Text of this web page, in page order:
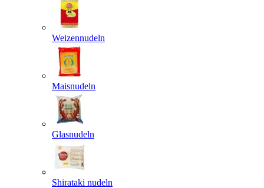
Weizennudeln
Maisnudeln
Glasnudeln
Shirataki nudeln